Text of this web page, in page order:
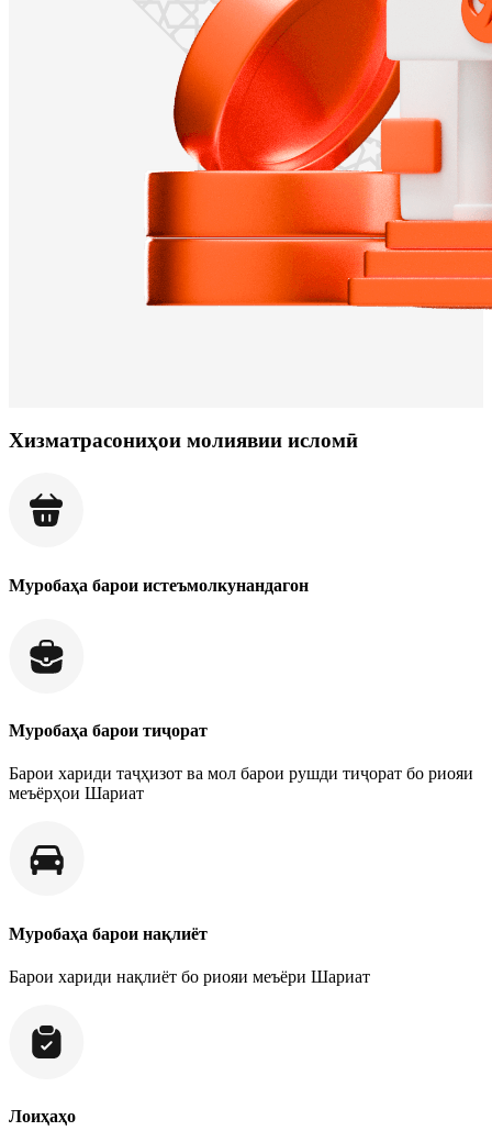
Хизматрасониҳои молиявии исломӣ
Муробаҳа барои истеъмолкунандагон
Муробаҳа барои тиҷорат
Барои хариди таҷҳизот ва мол барои рушди тиҷорат бо риояи
меъёрҳои Шариат
Муробаҳа барои нақлиёт
Барои хариди нақлиёт бо риояи меъёри Шариат
Лоиҳаҳо